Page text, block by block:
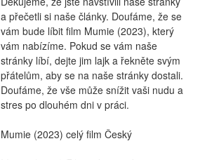
a přečetli si naše články. Doufáme, že se
vám bude líbit film Mumie (2023), který
vám nabízíme. Pokud se vám naše
stránky líbí, dejte jim lajk a řekněte svým
přátelům, aby se na naše stránky dostali.
Doufáme, že vše může snížit vaši nudu a
stres po dlouhém dni v práci.
Mumie (2023) celý film Český